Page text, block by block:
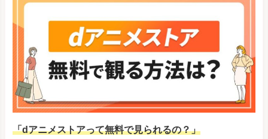
「dアニメストアって無料で見られるの？」